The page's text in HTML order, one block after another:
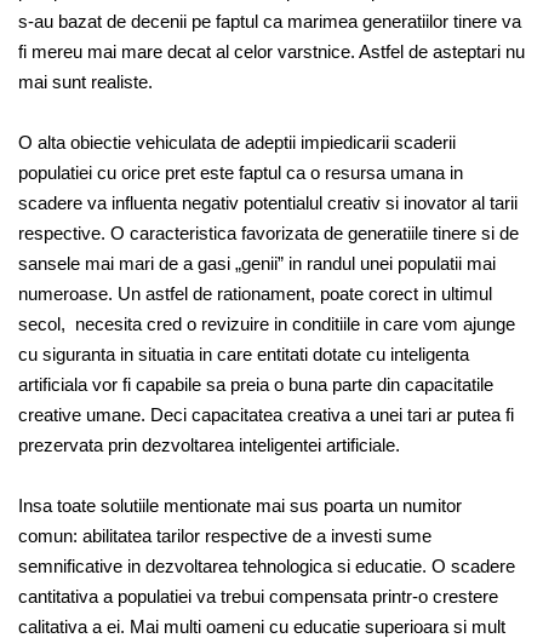
s-au bazat de decenii pe faptul ca marimea generatiilor tinere va
fi mereu mai mare decat al celor varstnice. Astfel de asteptari nu
mai sunt realiste.
O alta obiectie vehiculata de adeptii impiedicarii scaderii
populatiei cu orice pret este faptul ca o resursa umana in
scadere va influenta negativ potentialul creativ si inovator al tarii
respective. O caracteristica favorizata de generatiile tinere si de
sansele mai mari de a gasi „genii” in randul unei populatii mai
numeroase. Un astfel de rationament, poate corect in ultimul
secol, necesita cred o revizuire in conditiile in care vom ajunge
cu siguranta in situatia in care entitati dotate cu inteligenta
artificiala vor fi capabile sa preia o buna parte din capacitatile
creative umane. Deci capacitatea creativa a unei tari ar putea fi
prezervata prin dezvoltarea inteligentei artificiale.
Insa toate solutiile mentionate mai sus poarta un numitor
comun: abilitatea tarilor respective de a investi sume
semnificative in dezvoltarea tehnologica si educatie. O scadere
cantitativa a populatiei va trebui compensata printr-o crestere
calitativa a ei. Mai multi oameni cu educatie superioara si mult